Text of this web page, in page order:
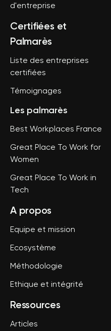
d'entreprise
Certifiées et
Palmarès
Liste des entreprises
certifiées
Témoignages
Les palmarès
Best Workplaces France
Great Place To Work for
Women
Great Place To Work in
Tech
A propos
Equipe et mission
Ecosystème
Méthodologie
Ethique et intégrité
Ressources
Articles